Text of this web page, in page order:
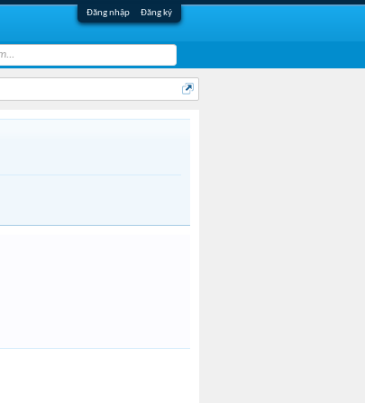
Đăng nhập Đăng ký